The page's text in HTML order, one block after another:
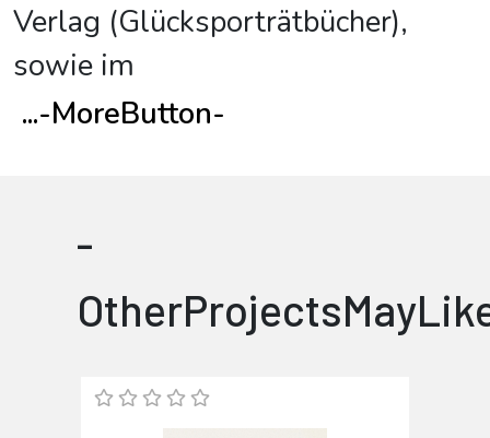
Verlag (Glücksporträtbücher),
sowie im
...-MoreButton-
-